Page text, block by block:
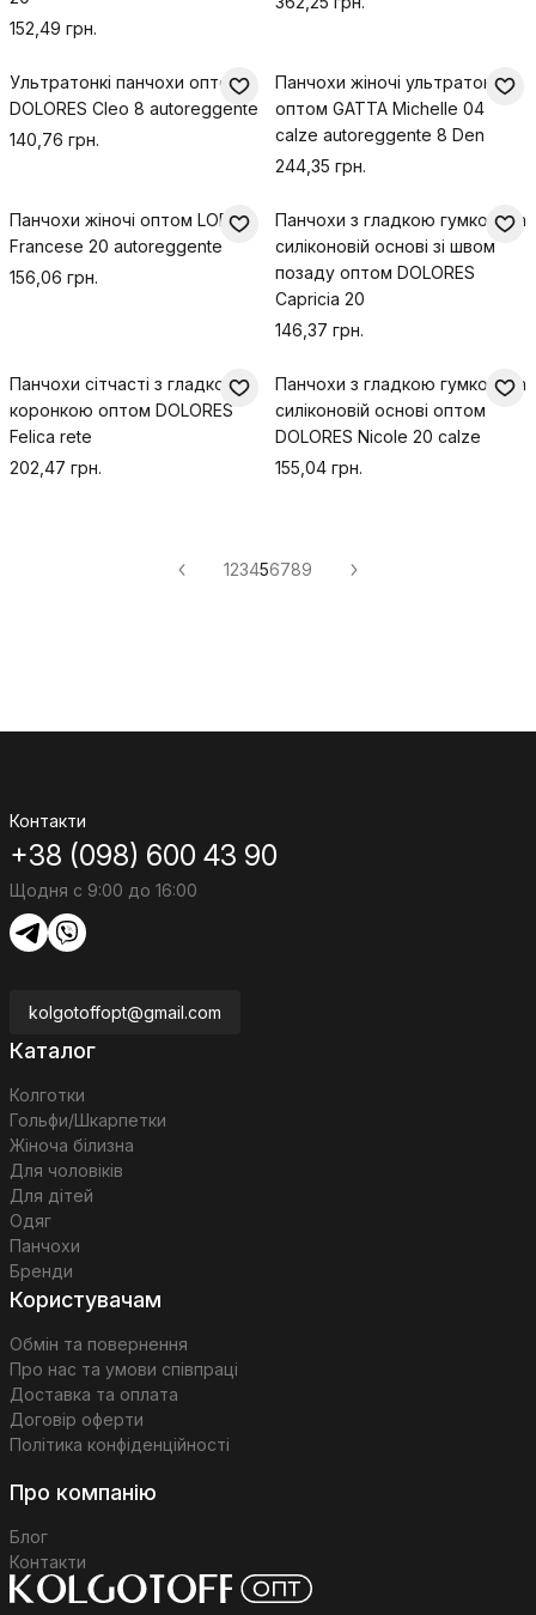
152,49 грн.
Ультратонкі панчохи оптом
DOLORES Cleo 8 autoreggente
140,76 грн.
Панчохи жіночі ультратонкі
оптом GATTA Michelle 04
calze autoreggente 8 Den
244,35 грн.
Панчохи жіночі оптом LORES
Francese 20 autoreggente
156,06 грн.
Панчохи з гладкою гумкою на
силіконовій основі зі швом
позаду оптом DOLORES
Capricia 20
146,37 грн.
Панчохи сітчасті з гладкою
коронкою оптом DOLORES
Felica rete
202,47 грн.
Панчохи з гладкою гумкою на
силіконовій основі оптом
DOLORES Nicole 20 calze
155,04 грн.
123456789
Контакти
+38 (098) 600 43 90
Щодня с 9:00 до 16:00
kolgotoffopt@gmail.com
Каталог
Колготки
Гольфи/Шкарпетки
Жіноча білизна
Для чоловіків
Для дітей
Одяг
Панчохи
Бренди
Користувачам
Обмін та повернення
Про нас та умови співпраці
Доставка та оплата
Договір оферти
Політика конфіденційності
Про компанію
Блог
Контакти